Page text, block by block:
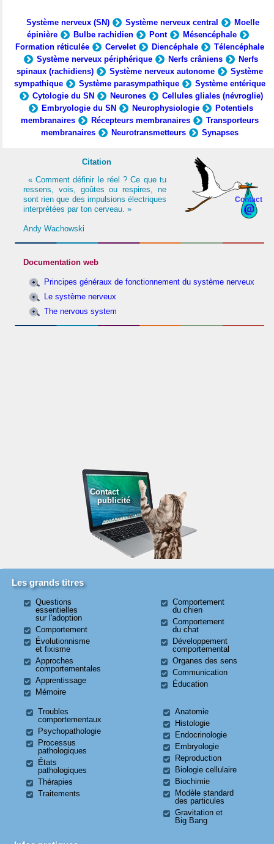
Système nerveux (SN) Système nerveux central
Moelle
épinière
Bulbe rachidien Pont
Mésencéphale
Formation réticulée
Cervelet Diencéphale
Télencéphale
Système nerveux périphérique
Nerfs crâniens
Nerfs
spinaux (rachidiens)
Système nerveux autonome
Système
sympathique
Système parasympathique
Système entérique
Cytologie du SN
Neurones
Cellules gliales (névroglie)
Embryologie du SN
Neurophysiologie
Potentiels
membranaires
Récepteurs membranaires
Transporteurs
membranaires
Neurotransmetteurs Synapses
Contact
Citation
« Comment définir le réel ? Ce que tu
ressens, vois, goûtes ou respires, ne
sont rien que des impulsions électriques
interprétées par ton cerveau. »
Andy Wachowski
Documentation web
Principes généraux de fonctionnement du système nerveux
Le système nerveux
The nervous system
Contact
publicité
Les grands titres
Questions
essentielles
sur l'adoption
Comportement
Évolutionnisme
et fixisme
Approches
comportementales
Apprentissage
Mémoire
Comportement
du chien
Comportement
du chat
Développement
comportemental
Organes des sens
Communication
Éducation
Troubles
comportementaux
Psychopathologie
Processus
pathologiques
États
pathologiques
Thérapies
Traitements
Anatomie
Histologie
Endocrinologie
Embryologie
Reproduction
Biologie cellulaire
Biochimie
Modèle standard
des particules
Gravitation et
Big Bang